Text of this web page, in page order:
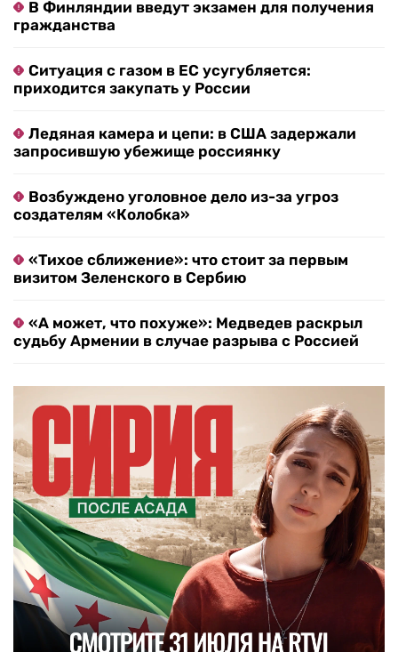
В Финляндии введут экзамен для получения
гражданства
Ситуация с газом в ЕС усугубляется:
приходится закупать у России
Ледяная камера и цепи: в США задержали
запросившую убежище россиянку
Возбуждено уголовное дело из-за угроз
создателям «Колобка»
«Тихое сближение»: что стоит за первым
визитом Зеленского в Сербию
«А может, что похуже»: Медведев раскрыл
судьбу Армении в случае разрыва с Россией